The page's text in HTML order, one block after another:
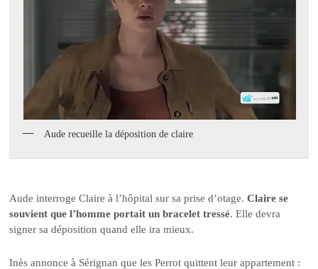
Aude recueille la déposition de claire
Aude interroge Claire à l’hôpital sur sa prise d’otage.Claire se
souvient que l’homme portait un bracelet tressé. Elle devra
signer sa déposition quand elle ira mieux.
Inès annonce à Sérignan que les Perrot quittent leur appartement :